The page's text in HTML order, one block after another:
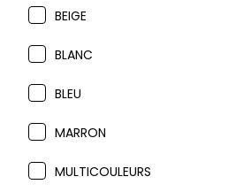
BEIGE
BLANC
BLEU
MARRON
MULTICOULEURS